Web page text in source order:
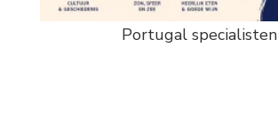
Portugal specialisten